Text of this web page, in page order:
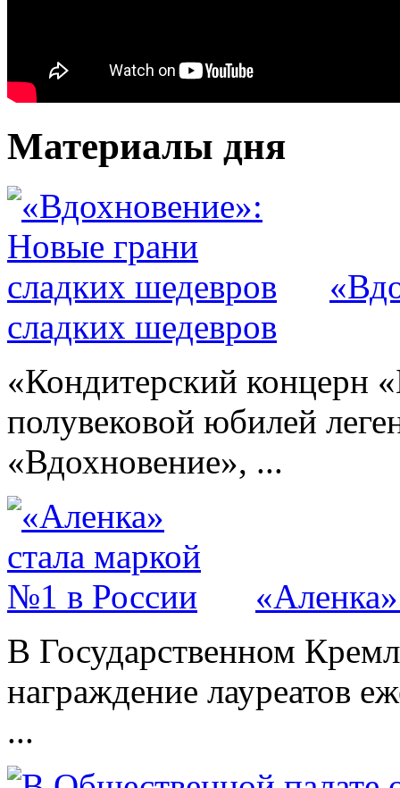
Материалы дня
сладких шедевров
«Кондитерский концерн
полувековой юбилей
«Вдохновение», ...
В Государственном
награждение лауреатов
...